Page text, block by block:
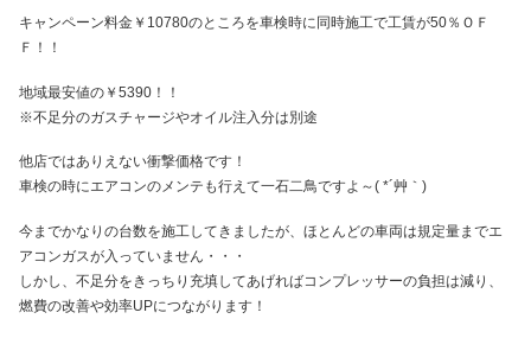
キャンペーン料金￥10780のところを車検時に同時施工で工賃が50％ＯＦ
Ｆ！！
地域最安値の￥5390！！
※不足分のガスチャージやオイル注入分は別途
他店ではありえない衝撃価格です！
車検の時にエアコンのメンテも行えて一石二鳥ですよ～( *´艸｀)
今までかなりの台数を施工してきましたが、ほとんどの車両は規定量までエ
アコンガスが入っていません・・・
しかし、不足分をきっちり充填してあげればコンプレッサーの負担は減り、
燃費の改善や効率UPにつながります！